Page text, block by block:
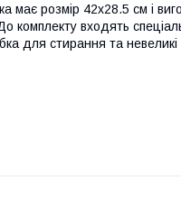
має розмір 42х28.5 см і
комплекту входять
для стирання та невеликі